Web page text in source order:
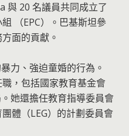
與 20 名議員共同成立了
（EPC）。巴基斯坦參
面的貢獻。
力、強迫童婚的行為。
，包括國家教育基金會
。她還擔任教育指導委員會
體（LEG）的計劃委員會